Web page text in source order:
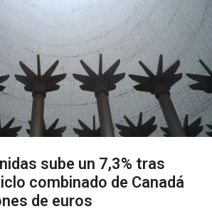
sube un 7,3% tras
combinado de Canadá
de euros